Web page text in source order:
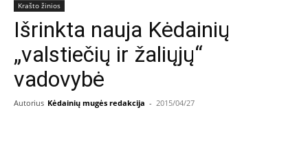
Krašto žinios
Išrinkta nauja Kėdainių
„valstiečių ir žaliųjų“
vadovybė
Autorius Kėdainių mugės redakcija - 2015/04/27